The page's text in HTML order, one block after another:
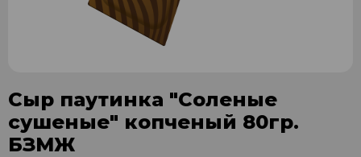
Сыр паутинка "Соленые
сушеные" копченый 80гр.
БЗМЖ